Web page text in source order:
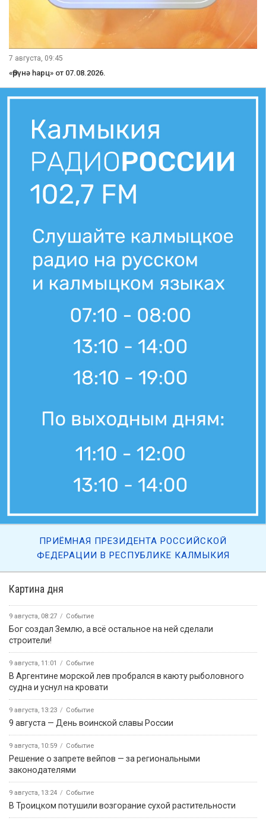
Картина дня
9 августа, 08:27 Событие
Бог создал Землю, а всё остальное на ней сделали
строители!
9 августа, 11:01 Событие
В Аргентине морской лев пробрался в каюту рыболовного
судна и уснул на кровати
9 августа, 13:23 Событие
9 августа — День воинской славы России
9 августа, 10:59 Событие
Решение о запрете вейпов — за региональными
законодателями
9 августа, 13:24 Событие
В Троицком потушили возгорание сухой растительности
7 августа, 09:45
«Өрүнә һарц» от 07.08.2026.
ПРИЁМНАЯ ПРЕЗИДЕНТА РОССИЙСКОЙ
ФЕДЕРАЦИИ В РЕСПУБЛИКЕ КАЛМЫКИЯ